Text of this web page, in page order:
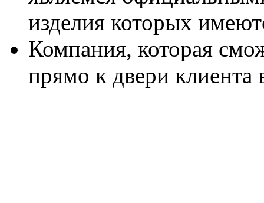
изделия которых
Компания, которая
прямо к двери клиента